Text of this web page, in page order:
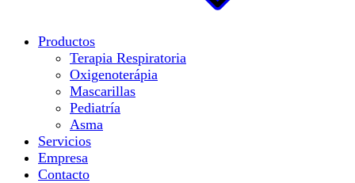
Productos
Terapia Respiratoria
Oxigenoterápia
Mascarillas
Pediatría
Asma
Servicios
Empresa
Contacto